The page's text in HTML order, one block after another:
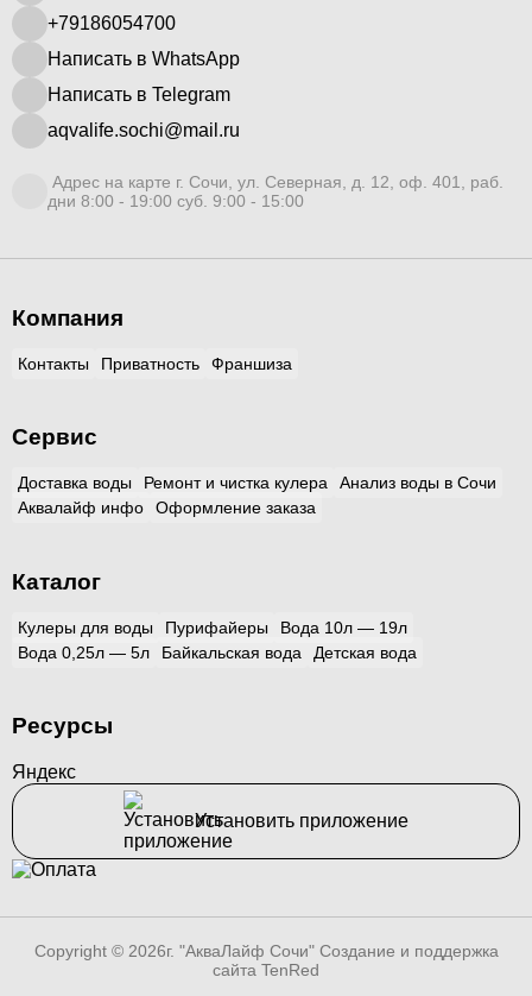
+79186054700
Написать в WhatsApp
Написать в Telegram
aqvalife.sochi@mail.ru
Адрес на карте г. Сочи, ул. Северная, д. 12, оф. 401, раб.
дни 8:00 - 19:00 суб. 9:00 - 15:00
Компания
Контакты Приватность Франшиза
Сервис
Доставка воды Ремонт и чистка кулера
Анализ воды в Сочи
Аквалайф инфо
Оформление заказа
Каталог
Кулеры для воды Пурифайеры
Вода 10л — 19л
Вода 0,25л — 5л
Байкальская вода Детская вода
Ресурсы
Яндекс
Установить приложение
Copyright © 2026г. "АкваЛайф Сочи" Создание и поддержка
сайта TenRed